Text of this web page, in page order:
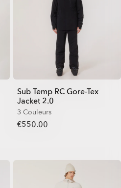
Sub Temp RC Gore-Tex
Jacket 2.0
3 Couleurs
€550.00